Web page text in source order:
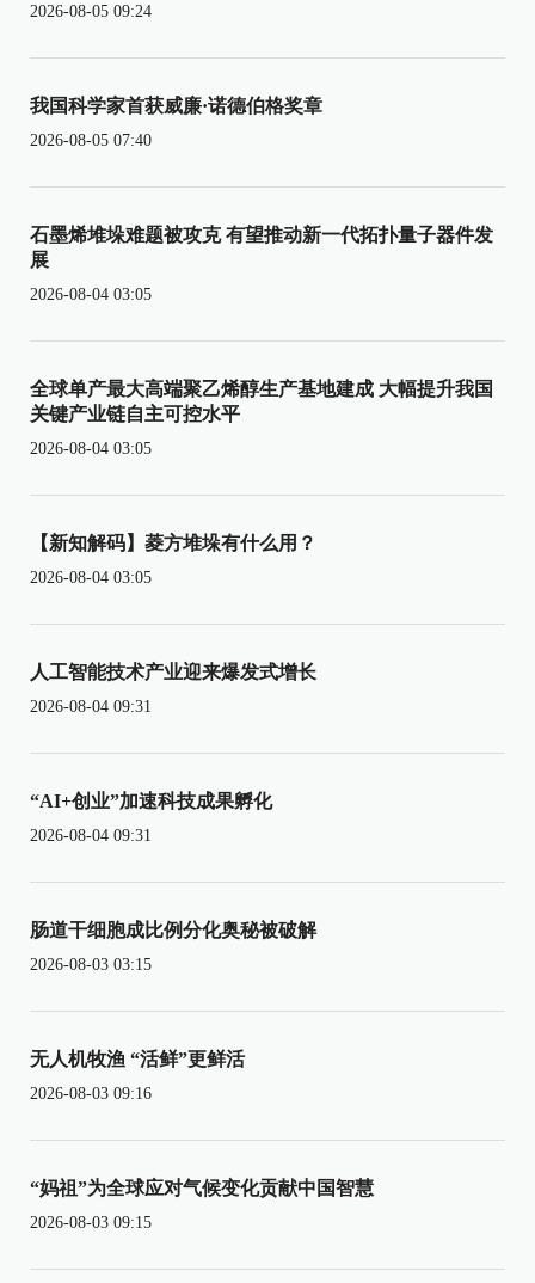
2026-08-05 09:24
我国科学家首获威廉·诺德伯格奖章
2026-08-05 07:40
石墨烯堆垛难题被攻克 有望推动新一代拓扑量子器件发
展
2026-08-04 03:05
全球单产最大高端聚乙烯醇生产基地建成 大幅提升我国
关键产业链自主可控水平
2026-08-04 03:05
【新知解码】菱方堆垛有什么用？
2026-08-04 03:05
人工智能技术产业迎来爆发式增长
2026-08-04 09:31
“AI+创业”加速科技成果孵化
2026-08-04 09:31
肠道干细胞成比例分化奥秘被破解
2026-08-03 03:15
无人机牧渔 “活鲜”更鲜活
2026-08-03 09:16
“妈祖”为全球应对气候变化贡献中国智慧
2026-08-03 09:15